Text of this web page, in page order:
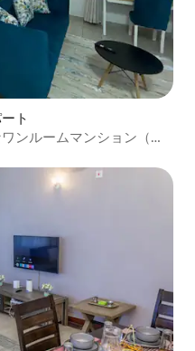
ト
ンルームマンション（ム